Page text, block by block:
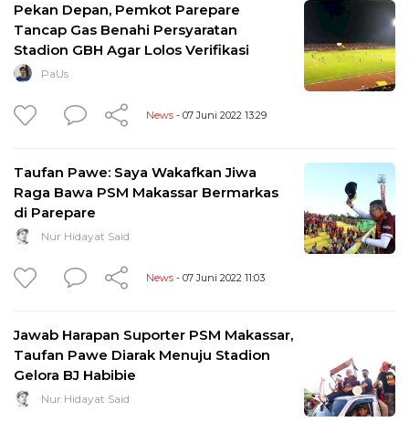
Pekan Depan, Pemkot Parepare
Tancap Gas Benahi Persyaratan
Stadion GBH Agar Lolos Verifikasi
PaUs
News - 07 Juni 2022 13:29
Taufan Pawe: Saya Wakafkan Jiwa
Raga Bawa PSM Makassar Bermarkas
di Parepare
Nur Hidayat Said
News - 07 Juni 2022 11:03
Jawab Harapan Suporter PSM Makassar,
Taufan Pawe Diarak Menuju Stadion
Gelora BJ Habibie
Nur Hidayat Said